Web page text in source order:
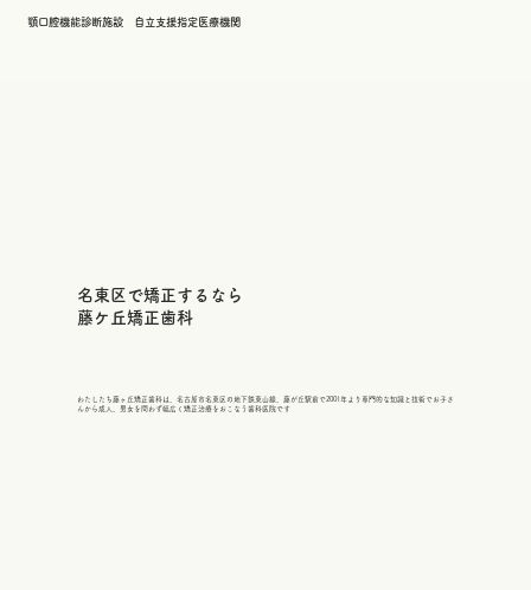
顎口腔機能診断施設 自立支援指定医療機関
名東区で矯正するなら
​藤ケ丘矯正歯科
わたしたち藤ヶ丘矯正歯科は、名古屋市名東区の地下鉄東山線、藤が丘駅前で2001年より専門的な知識と技術でお子さ
んから成人、男女を問わず幅広く矯正治療をおこなう歯科医院です